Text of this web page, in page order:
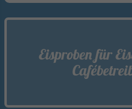
Eisproben für